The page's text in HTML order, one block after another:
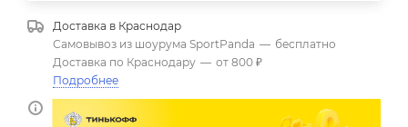
Доставка в Краснодар
Самовывоз из шоурума SportPanda — бесплатно
Доставка по Краснодару — от 800 ₽
Подробнее